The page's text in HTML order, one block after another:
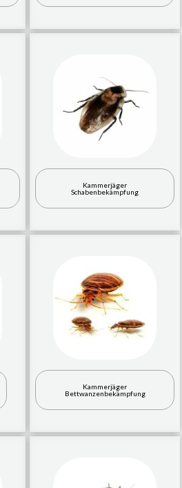
Kammerjäger
Schabenbekämpfung
Kammerjäger
Bettwanzenbekämpfung